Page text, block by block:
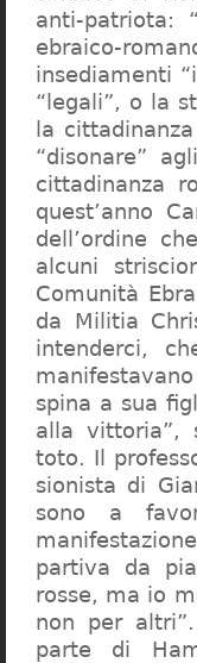
anti-patriota:
ebraico-
insediamenti
“legali”, o la
la
“disonare”
cittadinanza
quest’anno
dell’ordine
alcuni
Comunità
da Militia
intenderci,
spina a sua
alla vittoria”,
toto. Il
sionista di
sono a
partiva da
rosse, ma io
non per
parte di